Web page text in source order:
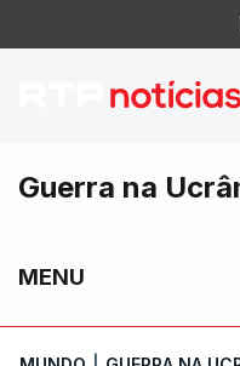
UE
Guerra na
MENU